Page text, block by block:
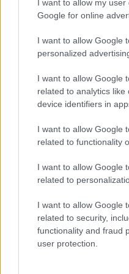
I want to allow my
Google for online
I want to allow Google
personalized
I want to allow Google
related to analytics like
device identifiers in
I want to allow Google
related to functionality
I want to allow Google
related to
I want to allow Google
related to security,
functionality and fraud
user protection.
Az F1-es Német